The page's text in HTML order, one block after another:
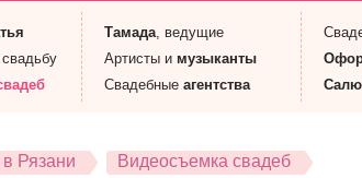
свадьбу
Тамада, ведущие
Артисты и музыканты
Свадебные агентства
Рязани Видеосъемка свадеб